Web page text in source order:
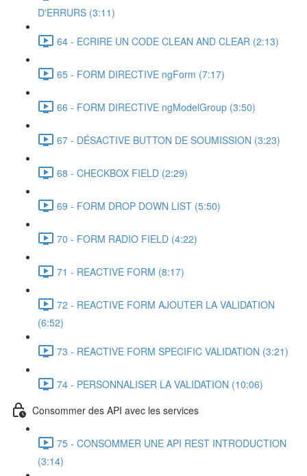
D'ERRURS (3:11)
64 - ECRIRE UN CODE CLEAN AND CLEAR (2:13)
65 - FORM DIRECTIVE ngForm (7:17)
66 - FORM DIRECTIVE ngModelGroup (3:50)
67 - DÉSACTIVE BUTTON DE SOUMISSION (3:23)
68 - CHECKBOX FIELD (2:29)
69 - FORM DROP DOWN LIST (5:50)
70 - FORM RADIO FIELD (4:22)
71 - REACTIVE FORM (8:17)
72 - REACTIVE FORM AJOUTER LA VALIDATION
(6:52)
73 - REACTIVE FORM SPECIFIC VALIDATION (3:21)
74 - PERSONNALISER LA VALIDATION (10:06)
Consommer des API avec les services
75 - CONSOMMER UNE API REST INTRODUCTION
(3:14)